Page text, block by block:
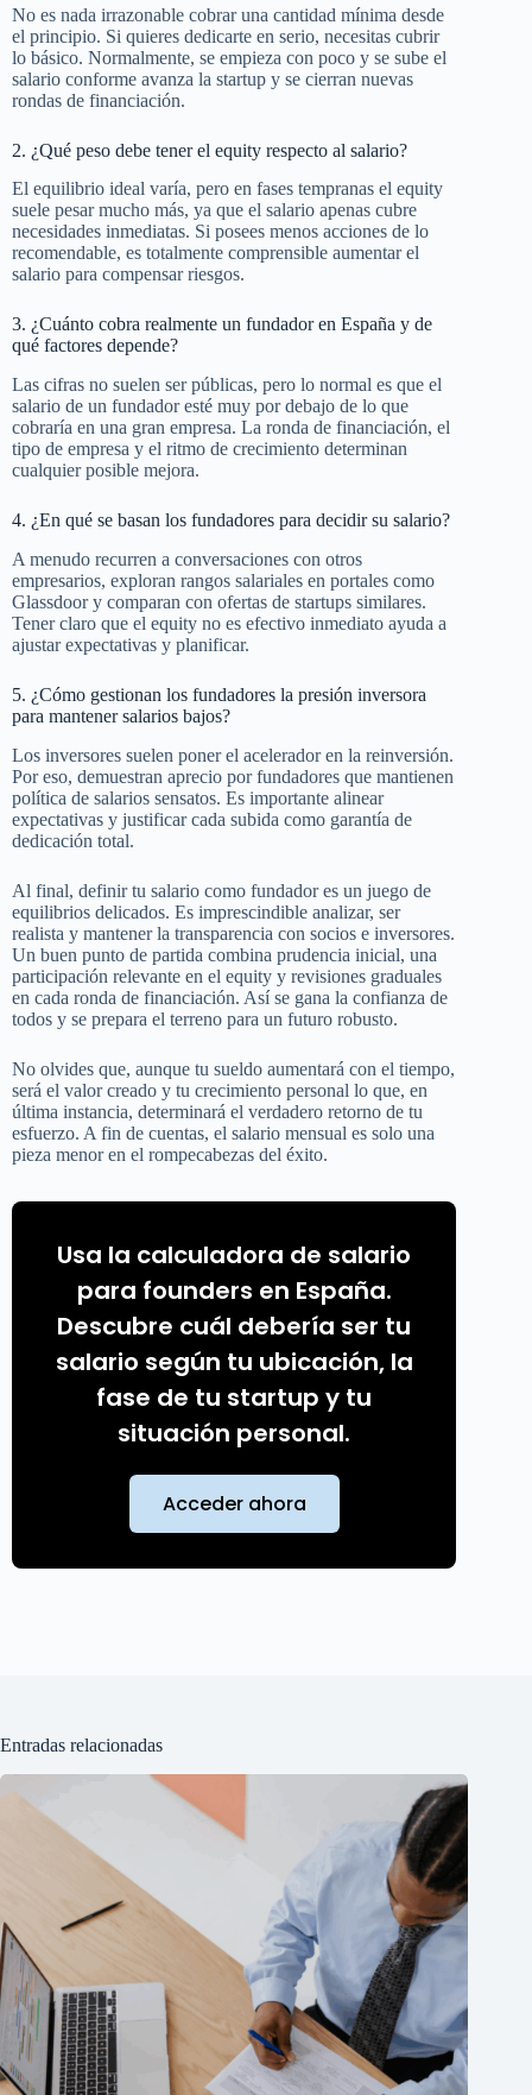
No es nada irrazonable cobrar una cantidad mínima desde
el principio. Si quieres dedicarte en serio, necesitas cubrir
lo básico. Normalmente, se empieza con poco y se sube el
salario conforme avanza la startup y se cierran nuevas
rondas de financiación.
2. ¿Qué peso debe tener el equity respecto al salario?
El equilibrio ideal varía, pero en fases tempranas el equity
suele pesar mucho más, ya que el salario apenas cubre
necesidades inmediatas. Si posees menos acciones de lo
recomendable, es totalmente comprensible aumentar el
salario para compensar riesgos.
3. ¿Cuánto cobra realmente un fundador en España y de
qué factores depende?
Las cifras no suelen ser públicas, pero lo normal es que el
salario de un fundador esté muy por debajo de lo que
cobraría en una gran empresa. La ronda de financiación, el
tipo de empresa y el ritmo de crecimiento determinan
cualquier posible mejora.
4. ¿En qué se basan los fundadores para decidir su salario?
A menudo recurren a conversaciones con otros
empresarios, exploran rangos salariales en portales como
Glassdoor y comparan con ofertas de startups similares.
Tener claro que el equity no es efectivo inmediato ayuda a
ajustar expectativas y planificar.
5. ¿Cómo gestionan los fundadores la presión inversora
para mantener salarios bajos?
Los inversores suelen poner el acelerador en la reinversión.
Por eso, demuestran aprecio por fundadores que mantienen
política de salarios sensatos. Es importante alinear
expectativas y justificar cada subida como garantía de
dedicación total.
Al final, definir tu salario como fundador es un juego de
equilibrios delicados. Es imprescindible analizar, ser
realista y mantener la transparencia con socios e inversores.
Un buen punto de partida combina prudencia inicial, una
participación relevante en el equity y revisiones graduales
en cada ronda de financiación. Así se gana la confianza de
todos y se prepara el terreno para un futuro robusto.
No olvides que, aunque tu sueldo aumentará con el tiempo,
será el valor creado y tu crecimiento personal lo que, en
última instancia, determinará el verdadero retorno de tu
esfuerzo. A fin de cuentas, el salario mensual es solo una
pieza menor en el rompecabezas del éxito.
Usa la calculadora de salario
para founders en España.
Descubre cuál debería ser tu
salario según tu ubicación, la
fase de tu startup y tu
situación personal.
Acceder ahora
Entradas relacionadas